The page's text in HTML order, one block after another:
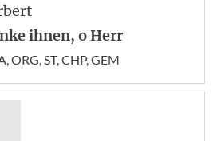
ihnen, o Herr
ORG, ST, CHP, GEM